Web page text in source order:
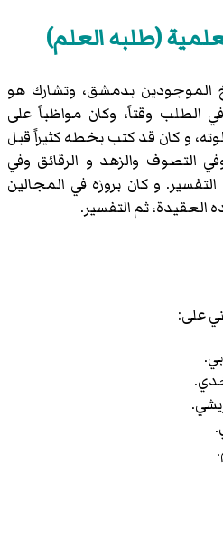
(طلبه العلم)
بدمشق، وتشارك هو
الطلب وقتاً، وكان مواظباً على
و كان قد كتب بخطه كثيراً قبل
التصوف والزهد و الرقائق وفي
و كان بروزه في المجالين
العقيدة، ثم التفسير.
على: